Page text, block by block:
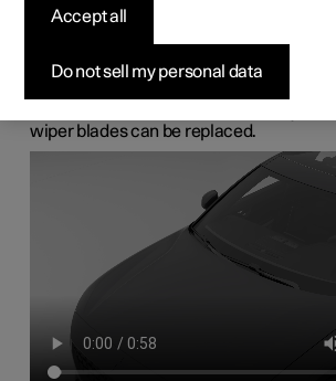
wiper blades
The wiper blades sweep water away
wiper blades can be replaced.
Do not sell my personal data
Accept all